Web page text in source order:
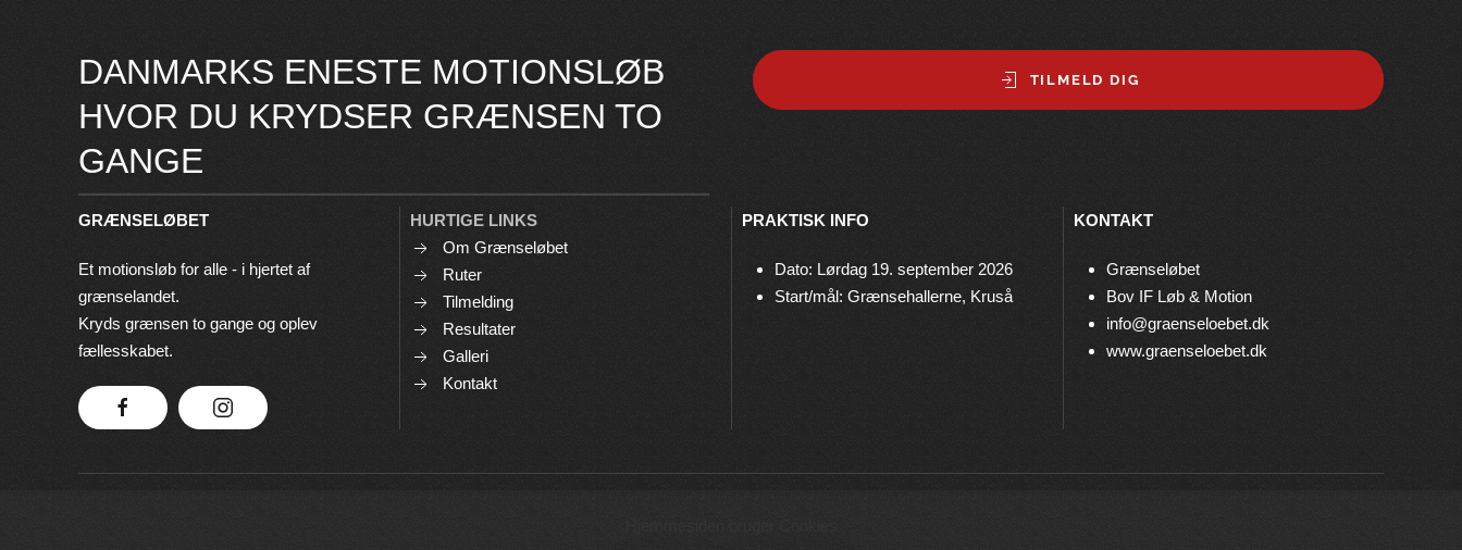
DANMARKS ENESTE MOTIONSLØB
HVOR DU KRYDSER GRÆNSEN TO
GANGE
TILMELD DIG
GRÆNSELØBET
Et motionsløb for alle - i hjertet af
grænselandet.
Kryds grænsen to gange og oplev
fællesskabet.
HURTIGE LINKS
Om Grænseløbet
Ruter
Tilmelding
Resultater
Galleri
Kontakt
PRAKTISK INFO
Dato: Lørdag 19. september 2026
Start/mål: Grænsehallerne, Kruså
KONTAKT
Grænseløbet
Bov IF Løb & Motion
info@graenseloebet.dk
www.graenseloebet.dk